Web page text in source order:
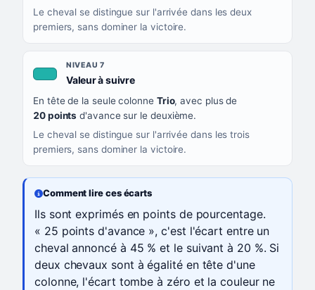
Le cheval se distingue sur l'arrivée dans les deux
premiers, sans dominer la victoire.
NIVEAU 7
Valeur à suivre, couleur turquoise
En tête de la seule colonne Trio, avec plus de
20 points d'avance sur le deuxième.
Le cheval se distingue sur l'arrivée dans les trois
premiers, sans dominer la victoire.
Comment lire ces écarts
Ils sont exprimés en points de pourcentage.
« 25 points d'avance », c'est l'écart entre un
cheval annoncé à 45 % et le suivant à 20 %. Si
deux chevaux sont à égalité en tête d'une
colonne, l'écart tombe à zéro et la couleur ne